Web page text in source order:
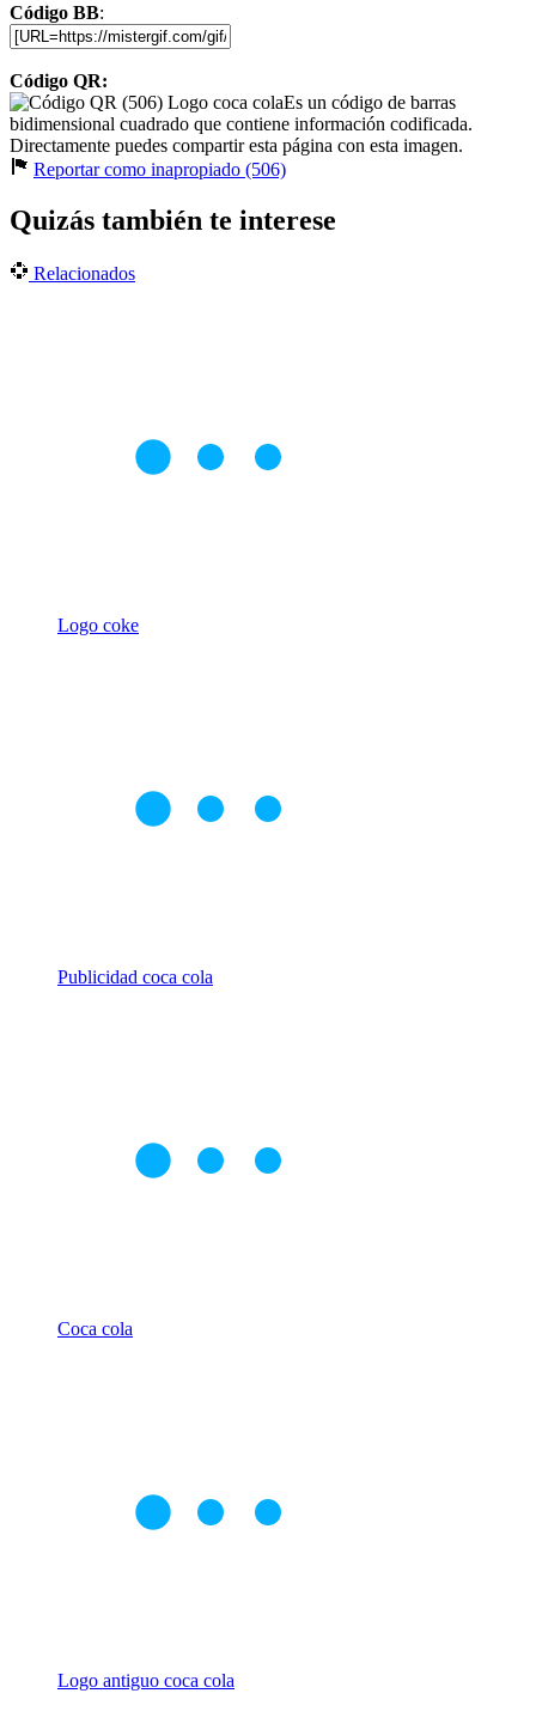
Código BB:
Código QR:
Es un código de barras
bidimensional cuadrado que contiene información codificada.
Directamente puedes compartir esta página con esta imagen.
Reportar como inapropiado (506)
Quizás también te interese
Relacionados
Logo coke
Publicidad coca cola
Coca cola
Logo antiguo coca cola